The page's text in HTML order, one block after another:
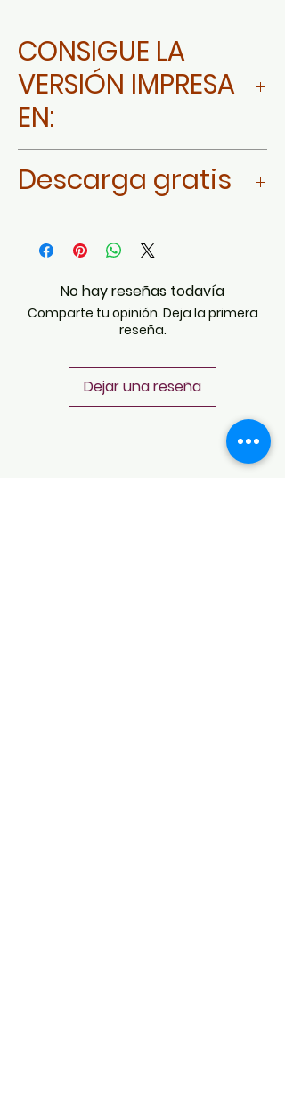
CONSIGUE LA
VERSIÓN IMPRESA
EN:
Ir a AMAZON ESTADOS UNIDOS Y
Descarga gratis
No hay reseñas todavía
Comparte tu opinión. Deja la primera
reseña.
Dejar una reseña